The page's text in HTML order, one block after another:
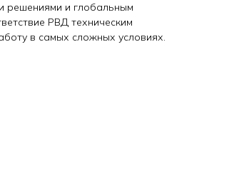
решениями и глобальным
РВД техническим
в самых сложных условиях.